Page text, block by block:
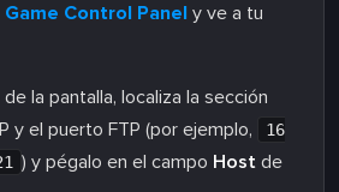
Game Control Panel y ve a tu
la pantalla, localiza la sección
y el puerto FTP (por ejemplo,
16
) y pégalo en el campo Host de